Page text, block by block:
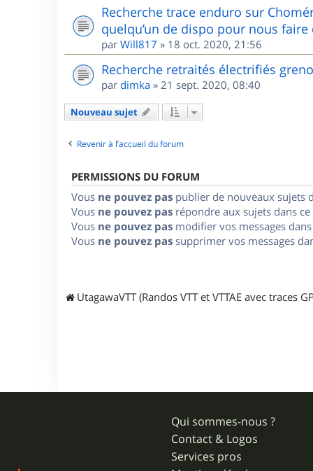
Recherche trace enduro sur
quelqu’un de dispo pour nous
par Will817 » 18 oct. 2020, 21:56
Recherche retraités électrifiés
par dimka » 21 sept. 2020, 08:40
Nouveau sujet
Revenir à l’accueil du forum
PERMISSIONS DU FORUM
Vous ne pouvez pas publier de nouveaux sujets
Vous ne pouvez pas répondre aux sujets dans
Vous ne pouvez pas modifier vos messages
Vous ne pouvez pas supprimer vos messages
UtagawaVTT (Randos VTT et VTTAE avec traces
Qui sommes-nous ?
Contact & Logos
Services pros